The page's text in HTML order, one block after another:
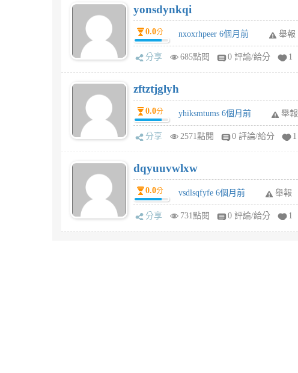
yonsdynkqi
0.0分 nxoxrhpeer 6個月前 舉報
分享 685點閱 0 評論/給分 1
zftztjglyh
0.0分 yhiksmtums 6個月前 舉報
分享 2571點閱 0 評論/給分 1
dqyuuvwlxw
0.0分 vsdlsqfyfe 6個月前 舉報
分享 731點閱 0 評論/給分 1